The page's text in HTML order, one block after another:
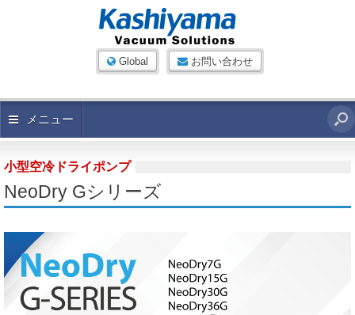
Global お問い合わせ
メニュー
小型空冷ドライポンプ
NeoDry Gシリーズ